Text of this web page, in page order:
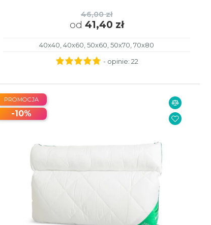
46,00 zł
od 41,40 zł
40x40, 40x60, 50x60, 50x70, 70x80
- opinie: 22
PROMOCJA
-10%